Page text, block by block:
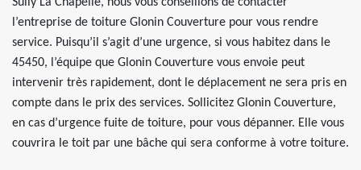
l’entreprise de toiture Glonin Couverture pour vous rendre
service. Puisqu’il s’agit d’une urgence, si vous habitez dans le
45450, l’équipe que Glonin Couverture vous envoie peut
intervenir très rapidement, dont le déplacement ne sera pris en
compte dans le prix des services. Sollicitez Glonin Couverture,
en cas d’urgence fuite de toiture, pour vous dépanner. Elle vous
couvrira le toit par une bâche qui sera conforme à votre toiture.